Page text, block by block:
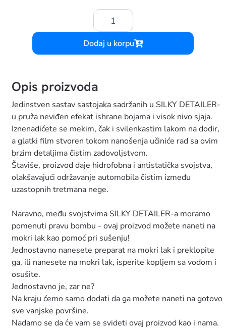
Količina:
Dodaj u korpu
Opis proizvoda
Jedinstven sastav sastojaka sadržanih u SILKY DETAILER-
u pruža neviđen efekat ishrane bojama i visok nivo sjaja.
Iznenadićete se mekim, čak i svilenkastim lakom na dodir,
a glatki film stvoren tokom nanošenja učiniće rad sa ovim
brzim detaljima čistim zadovoljstvom.
Štaviše, proizvod daje hidrofobna i antistatička svojstva,
olakšavajući održavanje automobila čistim između
uzastopnih tretmana nege.
Naravno, među svojstvima SILKY DETAILER-a moramo
pomenuti pravu bombu - ovaj proizvod možete naneti na
mokri lak kao pomoć pri sušenju!
Jednostavno nanesete preparat na mokri lak i preklopite
ga, ili nanesete na mokri lak, isperite kopljem sa vodom i
osušite.
Jednostavno je, zar ne?
Na kraju ćemo samo dodati da ga možete naneti na gotovo
sve vanjske površine.
Nadamo se da će vam se svideti ovaj proizvod kao i nama.